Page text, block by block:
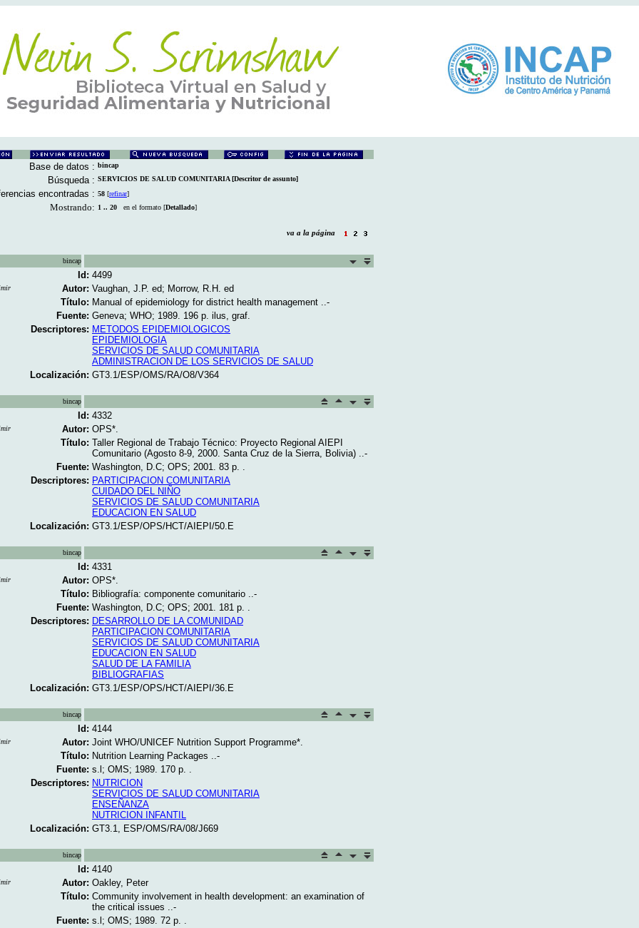
Base de datos : bincap
Búsqueda : SERVICIOS DE SALUD COMUNITARIA [Descritor de assunto]
encontradas : 58 [refinar]
Mostrando: 1 .. 20 en el formato [Detallado]
va a la página
bincap
Id: 4499
Autor: Vaughan, J.P. ed; Morrow, R.H. ed
Título: Manual of epidemiology for district health management ..-
Fuente: Geneva; WHO; 1989. 196 p. ilus, graf.
Descriptores: METODOS EPIDEMIOLOGICOS
EPIDEMIOLOGIA
SERVICIOS DE SALUD COMUNITARIA
ADMINISTRACION DE LOS SERVICIOS DE SALUD
Localización: GT3.1/ESP/OMS/RA/O8/V364
bincap
Id: 4332
Autor: OPS*.
Título: Taller Regional de Trabajo Técnico: Proyecto Regional AIEPI
Comunitario (Agosto 8-9, 2000. Santa Cruz de la Sierra, Bolivia) ..-
Fuente: Washington, D.C; OPS; 2001. 83 p. .
Descriptores: PARTICIPACION COMUNITARIA
CUIDADO DEL NIÑO
SERVICIOS DE SALUD COMUNITARIA
EDUCACION EN SALUD
Localización: GT3.1/ESP/OPS/HCT/AIEPI/50.E
bincap
Id: 4331
Autor: OPS*.
Título: Bibliografía: componente comunitario ..-
Fuente: Washington, D.C; OPS; 2001. 181 p. .
Descriptores: DESARROLLO DE LA COMUNIDAD
PARTICIPACION COMUNITARIA
SERVICIOS DE SALUD COMUNITARIA
EDUCACION EN SALUD
SALUD DE LA FAMILIA
BIBLIOGRAFIAS
Localización: GT3.1/ESP/OPS/HCT/AIEPI/36.E
bincap
Id: 4144
Autor: Joint WHO/UNICEF Nutrition Support Programme*.
Título: Nutrition Learning Packages ..-
Fuente: s.l; OMS; 1989. 170 p. .
Descriptores: NUTRICION
SERVICIOS DE SALUD COMUNITARIA
ENSEÑANZA
NUTRICION INFANTIL
Localización: GT3.1, ESP/OMS/RA/08/J669
bincap
Id: 4140
Autor: Oakley, Peter
Título: Community involvement in health development: an examination of
the critical issues ..-
Fuente: s.l; OMS; 1989. 72 p. .